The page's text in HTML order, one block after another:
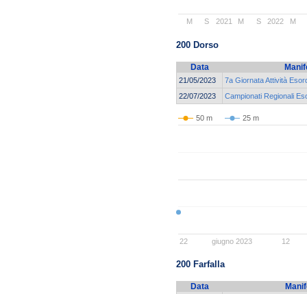
2021 2022
M S M S M
200 Dorso
Data
21/05/2023
7a Giornata Attività
22/07/2023
Campionati Regionali
50 m 25 m
giugno 2023
22 12
200 Farfalla
Data